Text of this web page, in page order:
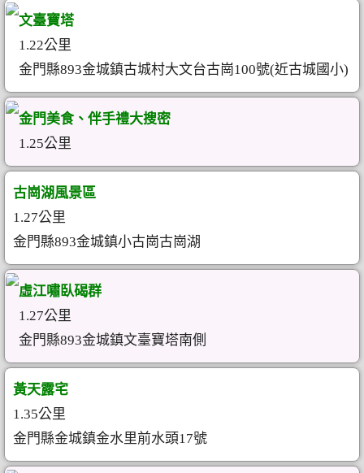
文臺寶塔
1.22公里
金門縣893金城鎮古城村大文台古崗100號(近古城國小)
金門美食、伴手禮大搜密
1.25公里
古崗湖風景區
1.27公里
金門縣893金城鎮小古崗古崗湖
虛江嘯臥碣群
1.27公里
金門縣893金城鎮文臺寶塔南側
黃天露宅
1.35公里
金門縣金城鎮金水里前水頭17號